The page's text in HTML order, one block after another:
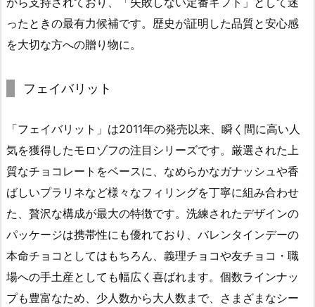
ったときの最有力候補です。歴史が証明した品質と安心感
を大切な方への贈り物に。
フェイバリット
「フェイバリット」は2011年の発売以来、瞬く間に高い人
気を獲得したモロゾフの注目シリーズです。厳選された上
質なチョコレートをベースに、なめらかなガナッシュや香
ばしいプラリネなど様々なフィリングを丁寧に組み合わせ
た、贅沢な構成が最大の特徴です。洗練されたデザインの
パッケージは携帯性にも優れており、バレンタインデーの
本命チョコとしてはもちろん、義理チョコや友チョコ・職
場への手土産としても幅広く喜ばれます。個数ラインナッ
プも豊富なため、少人数から大人数まで、さまざまなシー